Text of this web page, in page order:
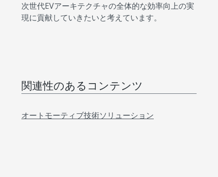
次世代EVアーキテクチャの全体的な効率向上の実
現に貢献していきたいと考えています。
関連性のあるコンテンツ
オートモーティブ技術ソリューション